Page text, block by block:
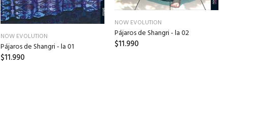
NOW EVOLUTION
Pájaros de Shangri - la 01
$11.990
NOW EVOLUTION
Pájaros de Shangri - la 02
$11.990